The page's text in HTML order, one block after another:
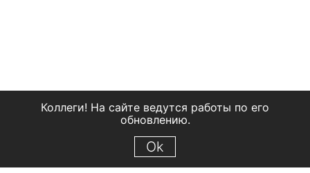
Коллеги! На сайте ведутся работы по его
обновлению.
Ok